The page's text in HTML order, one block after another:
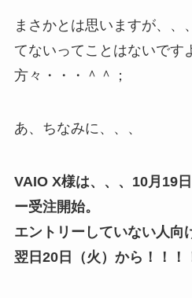
まさかとは思いますが、、
てないってことはないです
方々・・・＾＾；
あ、ちなみに、、、
VAIO X様は、、、10月19
ー受注開始。
エントリーしていない人向
翌日20日（火）から！！！